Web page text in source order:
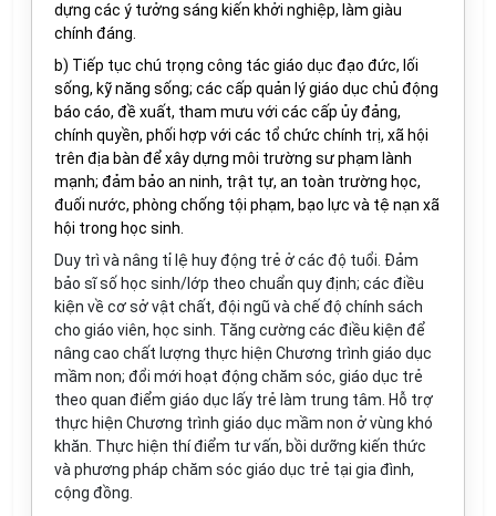
dựng các ý tưởng sáng kiến khởi nghiệp, làm giàu
chính đáng.
b) Tiếp tục chú trọng công tác giáo dục đạo đức, lối
sống, kỹ năng sống; các cấp quản lý giáo dục chủ động
báo cáo, đề xuất, tham mưu với các cấp ủy đảng,
chính quyền, phối hợp với các tổ chức chính trị, xã hội
trên địa bàn để xây dựng môi trường sư phạm lành
mạnh; đảm bảo an ninh, trật tự, an toàn trường học,
đuối nước, phòng chống tội phạm, bạo lực và tệ nạn xã
hội trong học sinh.
Duy trì và nâng tỉ lệ huy động trẻ ở các độ tuổi. Đảm
bảo sĩ số học sinh/lớp theo chuẩn quy định; các điều
kiện về cơ sở vật chất, đội ngũ và chế độ chính sách
cho giáo viên, học sinh. Tăng cường các điều kiện để
nâng cao chất lượng thực hiện Chương trình giáo dục
mầm non; đổi mới hoạt động chăm sóc, giáo dục trẻ
theo quan điểm giáo dục lấy trẻ làm trung tâm. Hỗ trợ
thực hiện Chương trình giáo dục mầm non ở vùng khó
khăn. Thực hiện thí điểm tư vấn, bồi dưỡng kiến thức
và phương pháp chăm sóc giáo dục trẻ tại gia đình,
cộng đồng.